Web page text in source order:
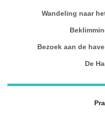
Wandeling naar
Bezoek aan de
De